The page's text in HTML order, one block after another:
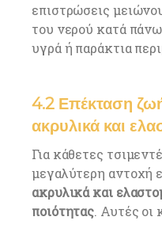
επιστρώσεις
του νερού κατά πάνω
υγρά ή παράκτια
4.2 Επέκταση
ακρυλικά και
Για κάθετες
μεγαλύτερη αντοχή
ακρυλικά και
ποιότητας. Αυτές οι